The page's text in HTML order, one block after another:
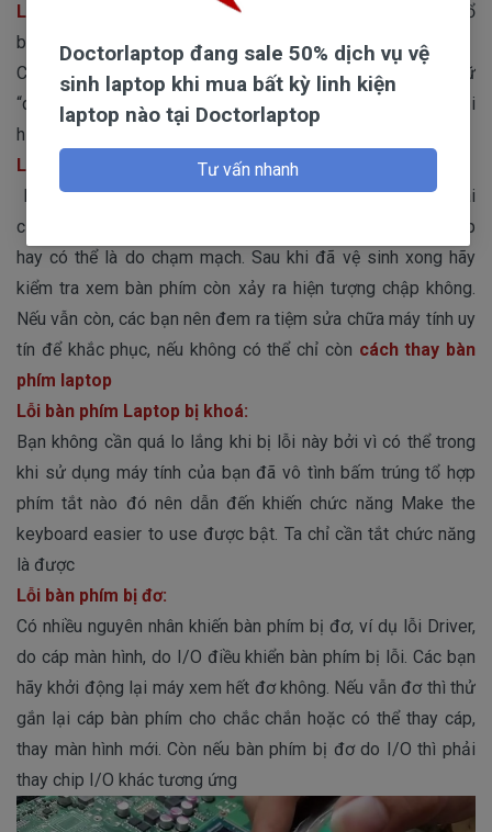
Lỗi bàn phím laptop bị loạn chữ:
Đây là một lỗi rất phổ
biến hầu như ai cũng từng bị một lần.
Có thể khi ta gõ chữ “d” nhưng trên màn hình lại hiện ra chữ
“dd” hoặc khi bấm tổ hợp phím Shift + 3 nhưng trên Word lại
hiện ký tự
Lỗi bàn phím laptop bị chập hay chạm mạch:
Khi chúng ta sử dụng máy trong một thời gian, về lâu dài
cũng sẽ dễ gặp hiện tượng bàn phím laptop bị hỏng, chập
hay có thể là do chạm mạch. Sau khi đã vệ sinh xong hãy
kiểm tra xem bàn phím còn xảy ra hiện tượng chập không.
Nếu vẫn còn, các bạn nên đem ra tiệm sửa chữa máy tính uy
tín để khắc phục, nếu không có thể chỉ còn cách thay bàn
phím laptop
Lỗi bàn phím Laptop bị khoá:
Bạn không cần quá lo lắng khi bị lỗi này bởi vì có thể trong
khi sử dụng máy tính của bạn đã vô tình bấm trúng tổ hợp
phím tắt nào đó nên dẫn đến khiến chức năng Make the
keyboard easier to use được bật. Ta chỉ cần tắt chức năng
là được
Lỗi bàn phím bị đơ:
Có nhiều nguyên nhân khiến bàn phím bị đơ, ví dụ lỗi Driver,
do cáp màn hình, do I/O điều khiển bàn phím bị lỗi. Các bạn
hãy khởi động lại máy xem hết đơ không. Nếu vẫn đơ thì thử
gắn lại cáp bàn phím cho chắc chắn hoặc có thể thay cáp,
thay màn hình mới. Còn nếu bàn phím bị đơ do I/O thì phải
thay chip I/O khác tương ứng
Doctorlaptop đang sale 50% dịch vụ vệ
sinh laptop khi mua bất kỳ linh kiện
laptop nào tại Doctorlaptop
Tư vấn nhanh